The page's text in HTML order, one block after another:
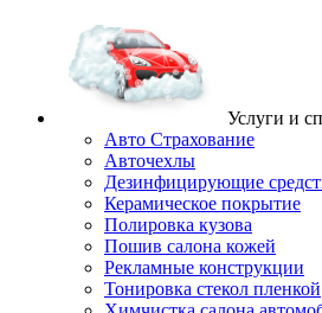
Услуги и
Авто Страхование
Авточехлы
Дезинфицирующие
Керамическое покрытие
Полировка кузова
Пошив салона кожей
Рекламные конструкции
Тонировка стекол пленкой